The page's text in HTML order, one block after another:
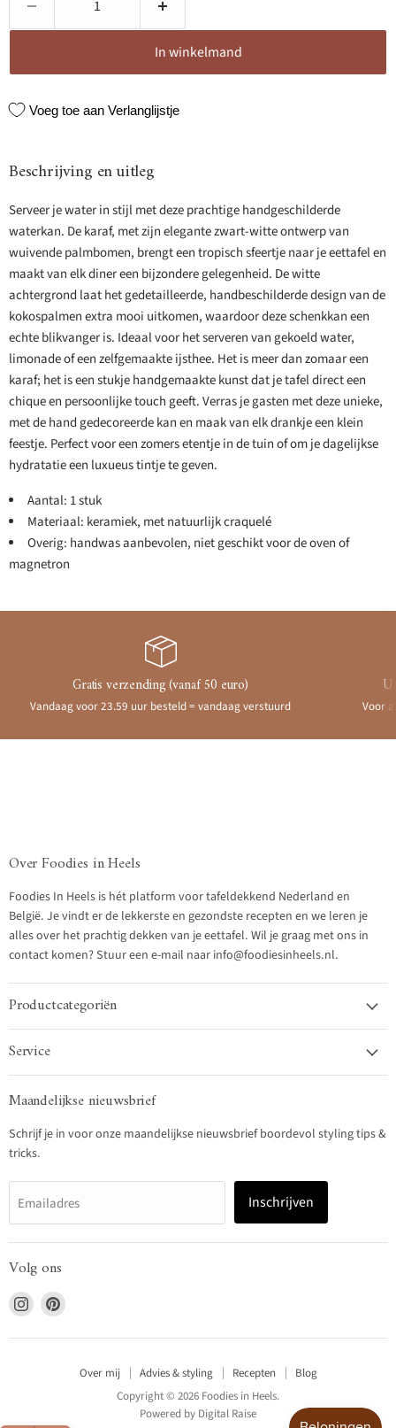
In winkelmand
Voeg toe aan Verlanglijstje
Beschrijving en uitleg
Serveer je water in stijl met deze prachtige handgeschilderde
waterkan. De karaf, met zijn elegante zwart-witte ontwerp van
wuivende palmbomen, brengt een tropisch sfeertje naar je eettafel en
maakt van elk diner een bijzondere gelegenheid. De witte
achtergrond laat het gedetailleerde, handbeschilderde design van de
kokospalmen extra mooi uitkomen, waardoor deze schenkkan een
echte blikvanger is. Ideaal voor het serveren van gekoeld water,
limonade of een zelfgemaakte ijsthee. Het is meer dan zomaar een
karaf; het is een stukje handgemaakte kunst dat je tafel direct een
chique en persoonlijke touch geeft. Verras je gasten met deze unieke,
met de hand gedecoreerde kan en maak van elk drankje een klein
feestje. Perfect voor een zomers etentje in de tuin of om je dagelijkse
hydratatie een luxueus tintje te geven.
Aantal: 1 stuk
Materiaal: keramiek, met natuurlijk craquelé
Overig: handwas aanbevolen, niet geschikt voor de oven of
magnetron
Gratis verzending (vanaf 50 euro)
Vandaag voor 23.59 uur besteld = vandaag verstuurd Voor
Over Foodies in Heels
Foodies In Heels is hét platform voor tafeldekkend Nederland en
België. Je vindt er de lekkerste en gezondste recepten en we leren je
alles over het prachtig dekken van je eettafel. Wil je graag met ons in
contact komen? Stuur een e-mail naar info@foodiesinheels.nl.
Productcategoriën
Service
Maandelijkse nieuwsbrief
Schrijf je in voor onze maandelijkse nieuwsbrief boordevol styling tips &
tricks.
Emailadres Inschrijven
Volg ons
Vind
ons
op
Vind
op
Over mij Advies & styling Recepten
Blog
Copyright © 2026 Foodies in Heels.
Powered by Digital Raise